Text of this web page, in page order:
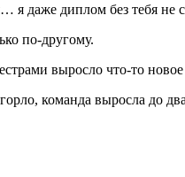
я даже диплом без тебя не
по-другому.
выросло что-то
команда выросла до